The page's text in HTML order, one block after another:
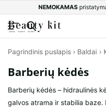
NEMOKAMAS
Pagrindinis puslapis › Baldai ›
Barberių kėdės
Barberių kėdės – hidraulinės
galvos atrama ir stabilia baze.